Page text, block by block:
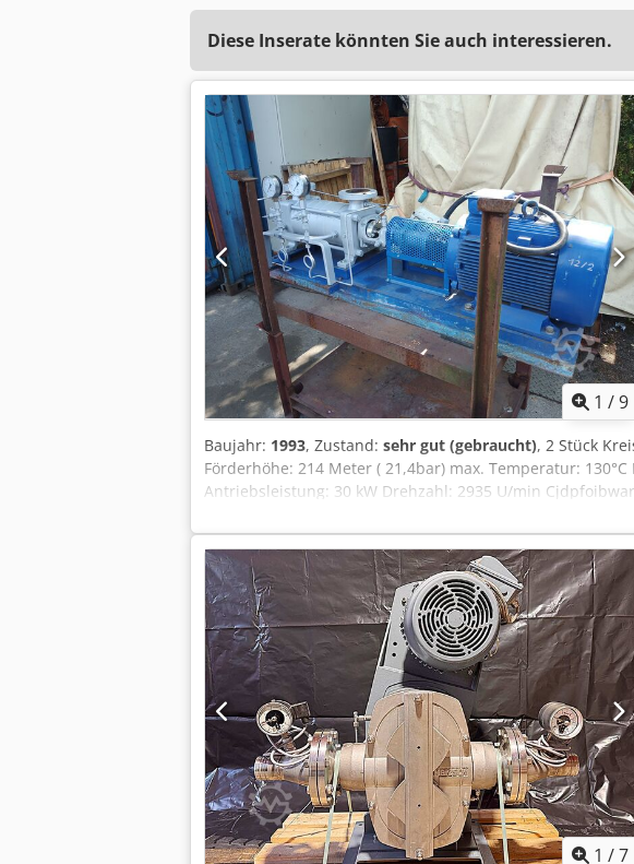
Diese Inserate könnten Sie auch interessieren.
1 /9
Baujahr: 1993, Zustand: sehr gut (gebraucht), 2 Stück
Förderhöhe: 214 Meter ( 21,4bar) max. Temperatur:
Antriebsleistung: 30 kW Drehzahl: 2935 U/min
1 /7